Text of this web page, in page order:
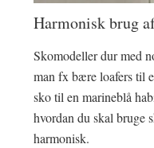
Harmonisk brug
Skomodeller dur med
man fx bære loafers til
sko til en marineblå
hvordan du skal bruge
harmonisk.